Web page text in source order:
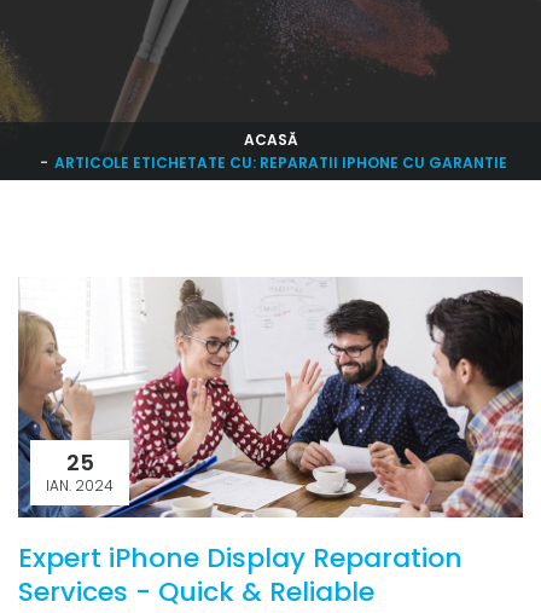
ACASĂ
ARTICOLE ETICHETATE CU: REPARATII IPHONE CU GARANTIE
25
IAN. 2024
Expert iPhone Display Reparation
Services - Quick & Reliable